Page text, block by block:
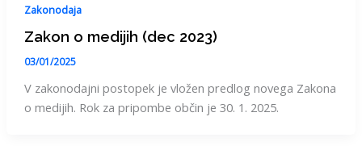
Zakonodaja
Zakon o medijih (dec 2023)
03/01/2025
V zakonodajni postopek je vložen predlog novega Zakona
o medijih. Rok za pripombe občin je 30. 1. 2025.